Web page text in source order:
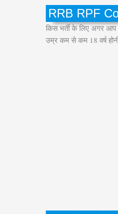
RRB RPF
किस भर्ती के लिए अगर
उम्र कम से कम 18 वर्ष